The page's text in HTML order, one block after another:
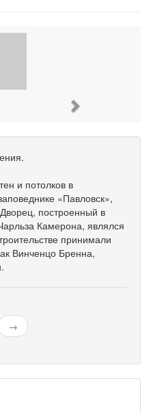
и потолков в
«Павловск»,
построенный в
Камерона, являлся
принимали
Винченцо Бренна,
→